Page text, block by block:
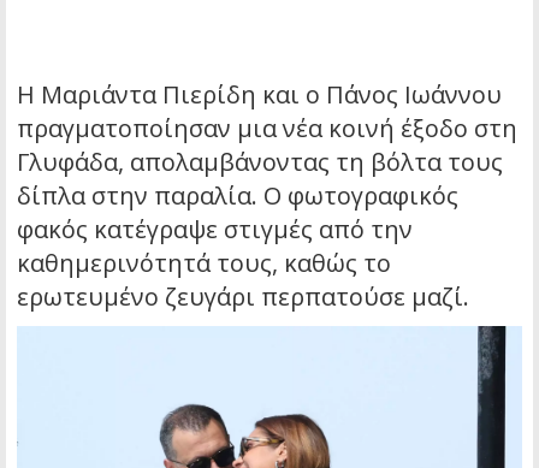
Η Μαριάντα Πιερίδη και ο Πάνος Ιωάννου
πραγματοποίησαν μια νέα κοινή έξοδο στη
Γλυφάδα, απολαμβάνοντας τη βόλτα τους
δίπλα στην παραλία. Ο φωτογραφικός
φακός κατέγραψε στιγμές από την
καθημερινότητά τους, καθώς το
ερωτευμένο ζευγάρι περπατούσε μαζί.